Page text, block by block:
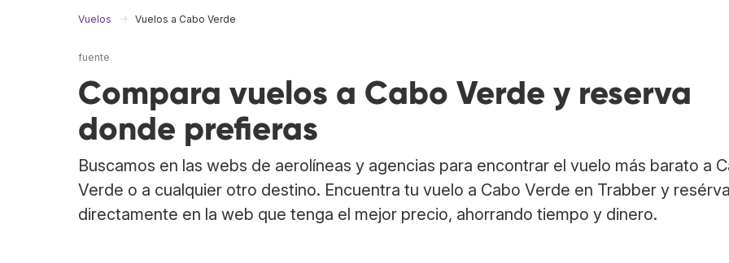
Vuelos Vuelos a Cabo Verde
fuente
Compara vuelos a Cabo Verde y reserva
donde prefieras
Buscamos en las webs de aerolíneas y agencias para encontrar el vuelo más barato a
Verde o a cualquier otro destino. Encuentra tu vuelo a Cabo Verde en Trabber y
directamente en la web que tenga el mejor precio, ahorrando tiempo y dinero.